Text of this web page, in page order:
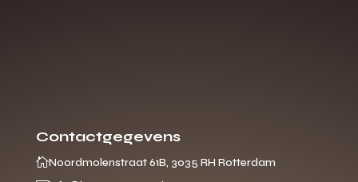
Contactgegevens
Noordmolenstraat 61B, 3035 RH Rotterdam